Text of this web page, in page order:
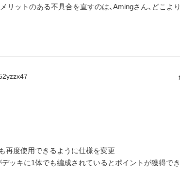
リットのある不具合を直すのは、Amingさん、どこより
再度使用できるように仕様を変更
ッキに1体でも編成されているとポイントが獲得でき